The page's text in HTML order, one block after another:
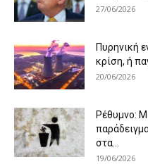
27/06/2026
Πυρηνική
κρίση, ή
20/06/2026
Ρέθυμνο:
στα...
19/06/2026